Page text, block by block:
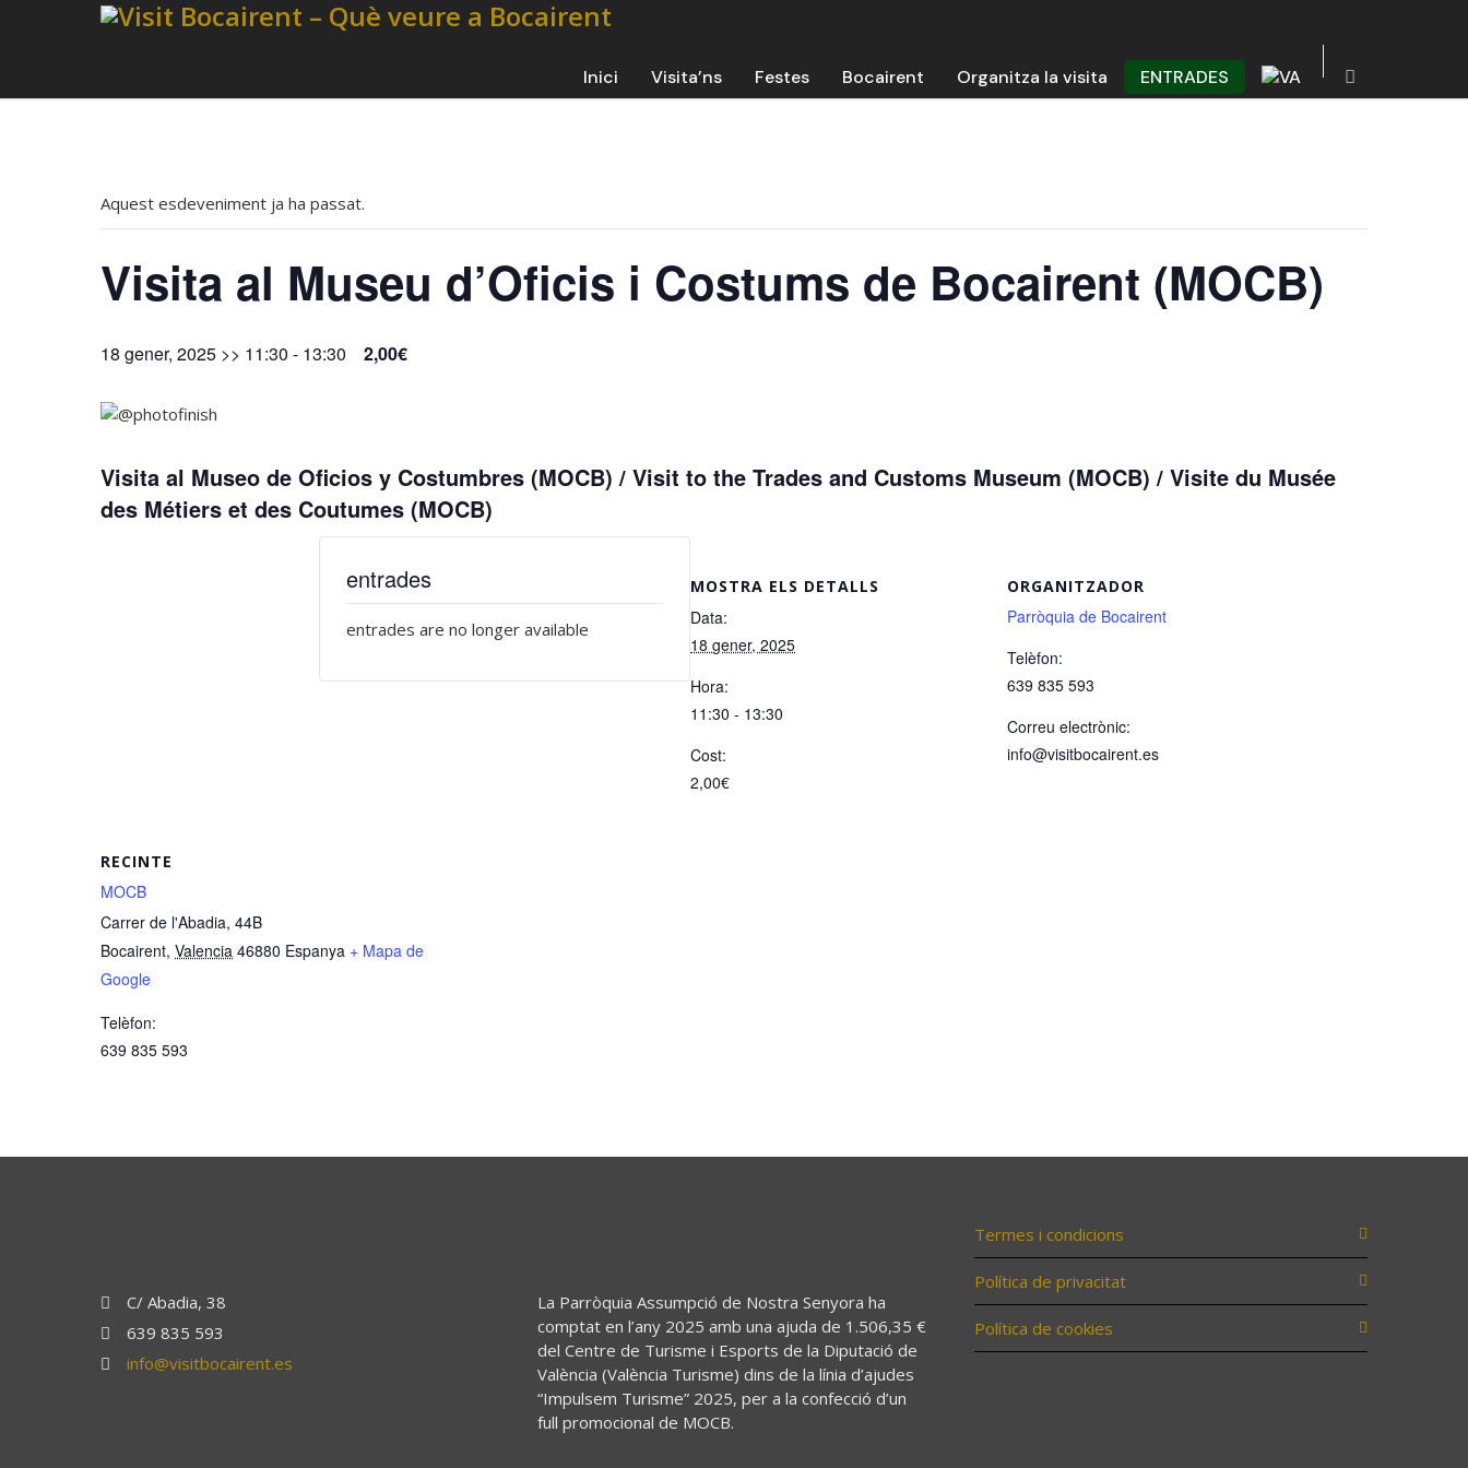
Inici Visita’ns Festes Bocairent Organitza la visita ENTRADES
Aquest esdeveniment ja ha passat.
Visita al Museu d’Oficis i Costums de Bocairent (MOCB)
18 gener, 2025 >> 11:30 - 13:30 2,00€
Visita al Museo de Oficios y Costumbres (MOCB) / Visit to the Trades and Customs Museum (MOCB) / Visite du Musée
des Métiers et des Coutumes (MOCB)
MOSTRA ELS DETALLS
Data:
18 gener, 2025
Hora:
11:30 - 13:30
Cost:
2,00€
ORGANITZADOR
Parròquia de Bocairent
Telèfon:
639 835 593
Correu electrònic:
info@visitbocairent.es
RECINTE
MOCB
Carrer de l'Abadia, 44B
Bocairent, Valencia 46880 Espanya + Mapa de
Google
Telèfon:
639 835 593
entrades
entrades are no longer available
C/ Abadia, 38
639 835 593
info@visitbocairent.es
La Parròquia Assumpció de Nostra Senyora ha
comptat en l’any 2025 amb una ajuda de 1.506,35 €
del Centre de Turisme i Esports de la Diputació de
València (València Turisme) dins de la línia d’ajudes
“Impulsem Turisme” 2025, per a la confecció d’un
full promocional de MOCB.
Termes i condicions
Política de privacitat
Política de cookies